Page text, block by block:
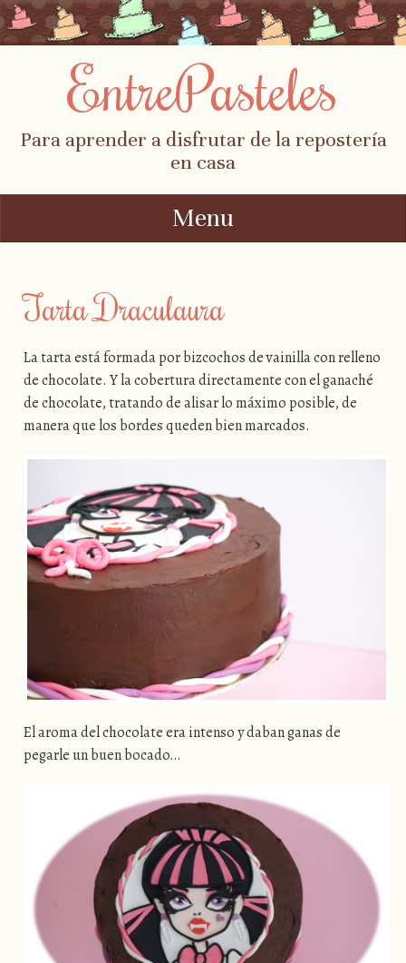
EntrePasteles
Para aprender a disfrutar de la repostería
en casa
Menu
Tarta Draculaura
La tarta está formada por bizcochos de vainilla con relleno
de chocolate. Y la cobertura directamente con el ganaché
de chocolate, tratando de alisar lo máximo posible, de
manera que los bordes queden bien marcados.
El aroma del chocolate era intenso y daban ganas de
pegarle un buen bocado…